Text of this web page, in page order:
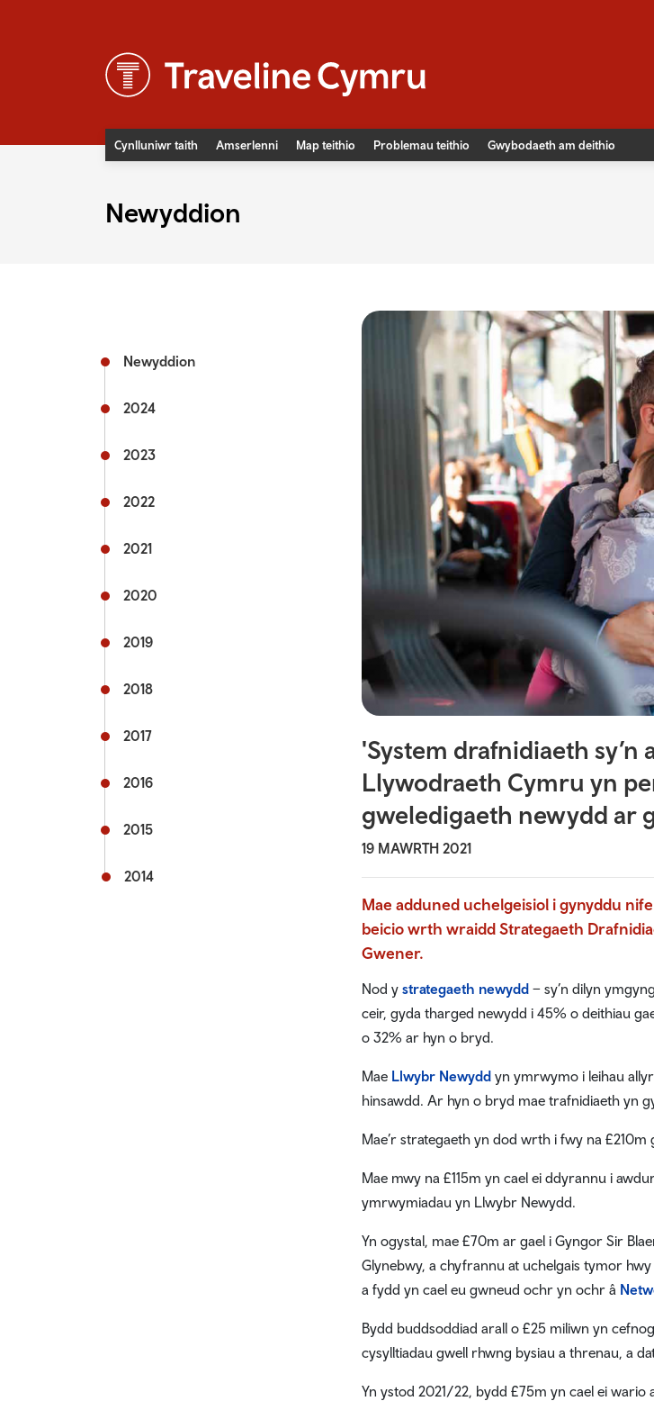
Cynlluniwr taith Amserlenni Map teithio Problemau teithio Gwybodaeth am deithio
Diogelwch ar y rheilffyrdd
Newyddion
Newyddion
2024
2023
2022
2021
2020
2019
2018
2017
2016
2015
2014
'System drafnidiaeth
Llywodraeth Cymru yn
gweledigaeth newydd ar
19 MAWRTH 2021
Mae adduned uchelgeisiol i gynyddu
beicio wrth wraidd Strategaeth
Gwener.
Nod y strategaeth newydd – sy’n dilyn
ceir, gyda tharged newydd i 45% o deithiau
o 32% ar hyn o bryd.
Mae Llwybr Newydd yn ymrwymo i leihau
hinsawdd. Ar hyn o bryd mae trafnidiaeth yn
Mae’r strategaeth yn dod wrth i fwy na
Mae mwy na £115m yn cael ei ddyrannu i
ymrwymiadau yn Llwybr Newydd.
Yn ogystal, mae £70m ar gael i Gyngor Sir
Glynebwy, a chyfrannu at uchelgais tymor
a fydd yn cael eu gwneud ochr yn ochr â
Bydd buddsoddiad arall o £25 miliwn yn
cysylltiadau gwell rhwng bysiau a threnau, a
Yn ystod 2021/22, bydd £75m yn cael ei